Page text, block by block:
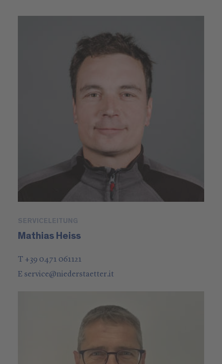
SERVICELEITUNG
Mathias Heiss
T +39 0471 061121
Eservice@niederstaetter.it